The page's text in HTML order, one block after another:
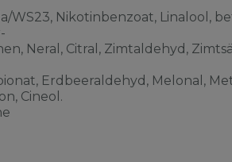
WS23, Nikotinbenzoat, Linalool,
Neral, Citral, Zimtaldehyd,
Erdbeeraldehyd, Melonal,
Cineol.